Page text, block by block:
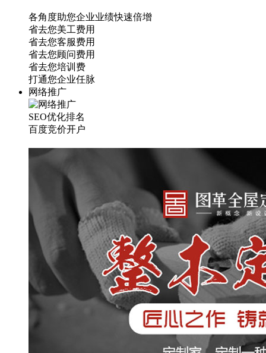
各角度助您企业业绩快速倍增
省去您美工费用
省去您客服费用
省去您顾问费用
省去您培训费
打通您企业任脉
网络推广
SEO优化排名
百度竞价开户